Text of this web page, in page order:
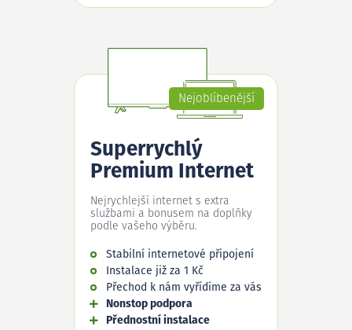
Nejoblíbenější
Superrychlý
Premium Internet
Nejrychlejší internet s extra
službami a bonusem na doplňky
podle vašeho výběru.
Stabilní internetové připojení
Instalace již za 1 Kč
Přechod k nám vyřídíme za vás
Nonstop podpora
Přednostní instalace